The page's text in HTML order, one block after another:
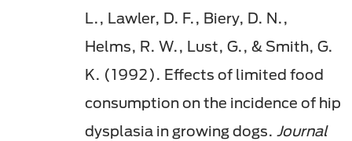
L., Lawler, D. F., Biery, D. N.,
Helms, R. W., Lust, G., & Smith, G.
K. (1992). Effects of limited food
consumption on the incidence of hip
dysplasia in growing dogs. Journal